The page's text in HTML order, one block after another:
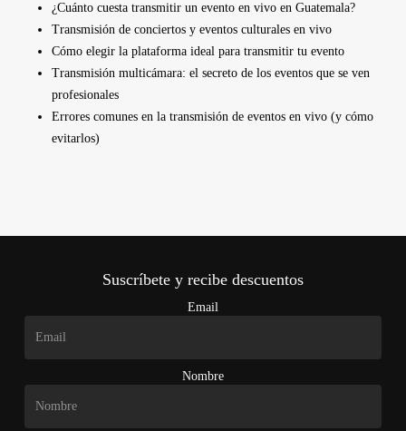
¿Cuánto cuesta transmitir un evento en vivo en Guatemala?
Transmisión de conciertos y eventos culturales en vivo
Cómo elegir la plataforma ideal para transmitir tu evento
Transmisión multicámara: el secreto de los eventos que se ven
profesionales
Errores comunes en la transmisión de eventos en vivo (y cómo
evitarlos)
Suscríbete y recibe descuentos
Email
Nombre